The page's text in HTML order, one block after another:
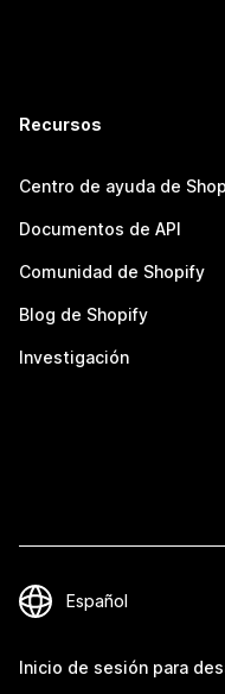
Recursos
Centro de ayuda de
Documentos de API
Comunidad de Shopify
Blog de Shopify
Investigación
Inicio de sesión para